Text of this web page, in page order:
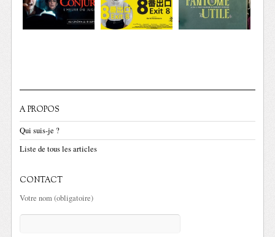
A PROPOS
Qui suis-je ?
Liste de tous les articles
CONTACT
Votre nom (obligatoire)